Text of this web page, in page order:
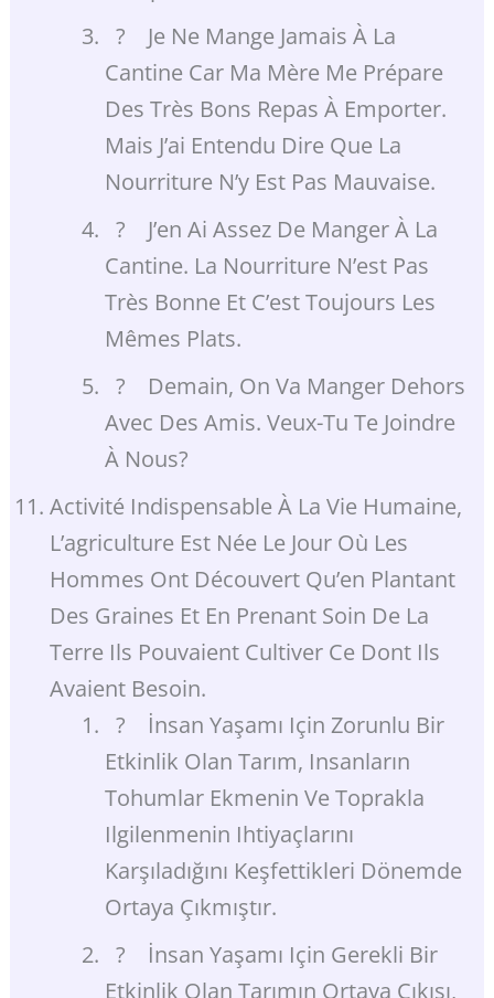
? Je Ne Mange Jamais À La
Cantine Car Ma Mère Me Prépare
Des Très Bons Repas À Emporter.
Mais J’ai Entendu Dire Que La
Nourriture N’y Est Pas Mauvaise.
? J’en Ai Assez De Manger À La
Cantine. La Nourriture N’est Pas
Très Bonne Et C’est Toujours Les
Mêmes Plats.
? Demain, On Va Manger Dehors
Avec Des Amis. Veux-Tu Te Joindre
À Nous?
Activité Indispensable À La Vie Humaine,
L’agriculture Est Née Le Jour Où Les
Hommes Ont Découvert Qu’en Plantant
Des Graines Et En Prenant Soin De La
Terre Ils Pouvaient Cultiver Ce Dont Ils
Avaient Besoin.
? İnsan Yaşamı Için Zorunlu Bir
Etkinlik Olan Tarım, Insanların
Tohumlar Ekmenin Ve Toprakla
Ilgilenmenin Ihtiyaçlarını
Karşıladığını Keşfettikleri Dönemde
Ortaya Çıkmıştır.
? İnsan Yaşamı Için Gerekli Bir
Etkinlik Olan Tarımın Ortaya Çıkışı,